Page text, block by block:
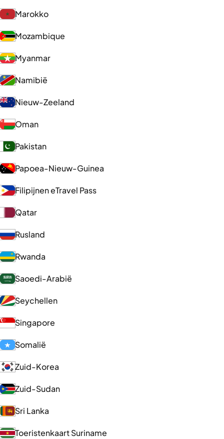
Marokko
Mozambique
Myanmar
Namibië
Nieuw-Zeeland
Oman
Pakistan
Papoea-Nieuw-Guinea
Filipijnen eTravel Pass
Qatar
Rusland
Rwanda
Saoedi-Arabië
Seychellen
Singapore
Somalië
Zuid-Korea
Zuid-Sudan
Sri Lanka
Toeristenkaart Suriname